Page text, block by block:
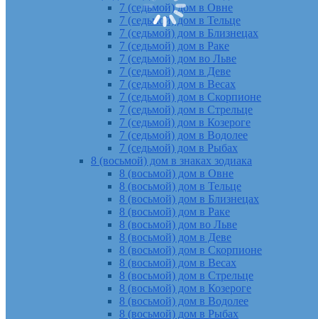
7 (седьмой) дом в Овне
7 (седьмой) дом в Тельце
7 (седьмой) дом в Близнецах
7 (седьмой) дом в Раке
7 (седьмой) дом во Льве
7 (седьмой) дом в Деве
7 (седьмой) дом в Весах
7 (седьмой) дом в Скорпионе
7 (седьмой) дом в Стрельце
7 (седьмой) дом в Козероге
7 (седьмой) дом в Водолее
7 (седьмой) дом в Рыбах
8 (восьмой) дом в знаках зодиака
8 (восьмой) дом в Овне
8 (восьмой) дом в Тельце
8 (восьмой) дом в Близнецах
8 (восьмой) дом в Раке
8 (восьмой) дом во Льве
8 (восьмой) дом в Деве
8 (восьмой) дом в Скорпионе
8 (восьмой) дом в Весах
8 (восьмой) дом в Стрельце
8 (восьмой) дом в Козероге
8 (восьмой) дом в Водолее
8 (восьмой) дом в Рыбах